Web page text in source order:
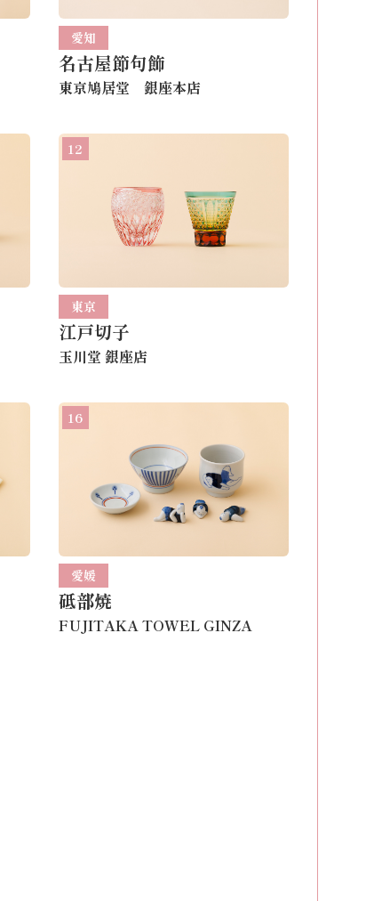
愛知
名古屋節句飾
東京鳩居堂 銀座本店
12
東京
江戸切子
玉川堂 銀座店
16
愛媛
砥部焼
FUJITAKA TOWEL GINZA